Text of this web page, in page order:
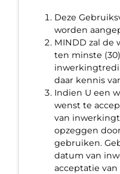
Deze
worden
MINDD zal de
ten minste
daar kennis
Indien U een
wenst te
van
opzeggen
gebruiken.
datum van
acceptatie